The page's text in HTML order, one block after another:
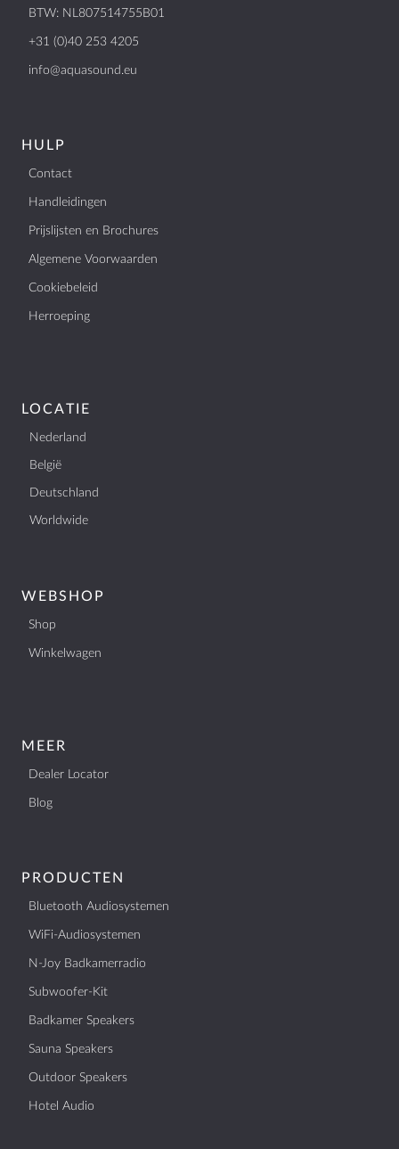
BTW: NL807514755B01
+31 (0)40 253 4205
info@aquasound.eu
HULP
Contact
Handleidingen
Prijslijsten en Brochures
Algemene Voorwaarden
Cookiebeleid
Herroeping
LOCATIE
Nederland
België
Deutschland
Worldwide
WEBSHOP
Shop
Winkelwagen
MEER
Dealer Locator
Blog
PRODUCTEN
Bluetooth Audiosystemen
WiFi-Audiosystemen
N-Joy Badkamerradio
Subwoofer-Kit
Badkamer Speakers
Sauna Speakers
Outdoor Speakers
Hotel Audio